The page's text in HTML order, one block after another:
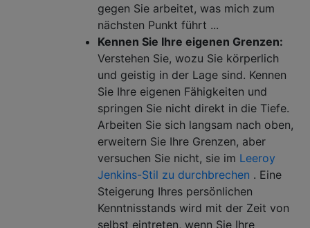
gegen Sie arbeitet, was mich zum
nächsten Punkt führt ...
Kennen Sie Ihre eigenen Grenzen:
Verstehen Sie, wozu Sie körperlich
und geistig in der Lage sind. Kennen
Sie Ihre eigenen Fähigkeiten und
springen Sie nicht direkt in die Tiefe.
Arbeiten Sie sich langsam nach oben,
erweitern Sie Ihre Grenzen, aber
versuchen Sie nicht, sie im Leeroy
Jenkins-Stil zu durchbrechen . Eine
Steigerung Ihres persönlichen
Kenntnisstands wird mit der Zeit von
selbst eintreten, wenn Sie Ihre